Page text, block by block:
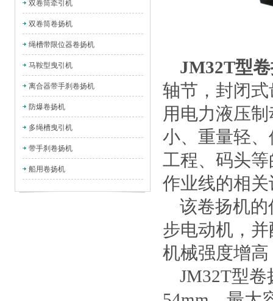
双卷筒牵引机
双卷筒卷扬机
绳槽带限位器卷扬机
马鞍型曳引机
离合器带手刹卷扬机
防爆卷扬机
多绳槽曳引机
带手刹卷扬机
船用卷扬机
JM32T型
轴节，封闭
用电力液压
小、重量轻
工程、码头
作业线的相
该卷扬机的
步电动机，
机械强度增
JM32T型卷